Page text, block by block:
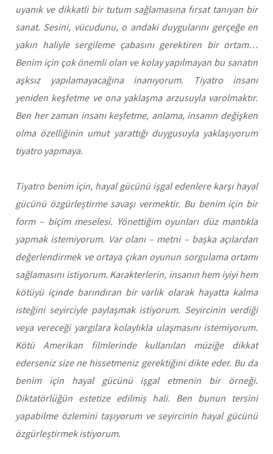
uyanık ve dikkatli bir tutum sağlamasına fırsat tanıyan bir
sanat. Sesini, vücudunu, o andaki duygularını gerçeğe en
yakın haliyle sergileme çabasını gerektiren bir ortam…
Benim için çok önemli olan ve kolay yapılmayan bu sanatın
aşksız yapılamayacağına inanıyorum. Tiyatro insanı
yeniden keşfetme ve ona yaklaşma arzusuyla varolmaktır.
Ben her zaman insanı keşfetme, anlama, insanın değişken
olma özelliğinin umut yarattığı duygusuyla yaklaşıyorum
tiyatro yapmaya.
Tiyatro benim için, hayal gücünü işgal edenlere karşı hayal
gücünü özgürleştirme savaşı vermektir. Bu benim için bir
form – biçim meselesi. Yönettiğim oyunları düz mantıkla
yapmak istemiyorum. Var olanı – metni – başka açılardan
değerlendirmek ve ortaya çıkan oyunun sorgulama ortamı
sağlamasını istiyorum. Karakterlerin, insanın hem iyiyi hem
kötüyü içinde barındıran bir varlık olarak hayatta kalma
isteğini seyirciyle paylaşmak istiyorum. Seyircinin verdiği
veya vereceği yargılara kolaylıkla ulaşmasını istemiyorum.
Kötü Amerikan filmlerinde kullanılan müziğe dikkat
ederseniz size ne hissetmeniz gerektiğini dikte eder. Bu da
benim için hayal gücünü işgal etmenin bir örneği.
Diktatörlüğün estetize edilmiş hali. Ben bunun tersini
yapabilme özlemini taşıyorum ve seyircinin hayal gücünü
özgürleştirmek istiyorum.